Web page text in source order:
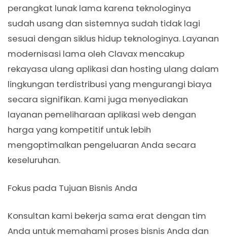
perangkat lunak lama karena teknologinya
sudah usang dan sistemnya sudah tidak lagi
sesuai dengan siklus hidup teknologinya. Layanan
modernisasi lama oleh Clavax mencakup
rekayasa ulang aplikasi dan hosting ulang dalam
lingkungan terdistribusi yang mengurangi biaya
secara signifikan. Kami juga menyediakan
layanan pemeliharaan aplikasi web dengan
harga yang kompetitif untuk lebih
mengoptimalkan pengeluaran Anda secara
keseluruhan.
Fokus pada Tujuan Bisnis Anda
Konsultan kami bekerja sama erat dengan tim
Anda untuk memahami proses bisnis Anda dan